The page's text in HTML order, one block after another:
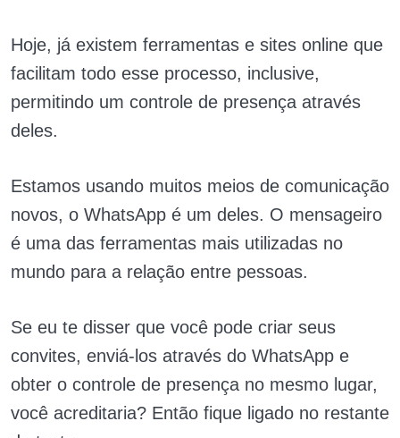
Hoje, já existem ferramentas e sites online que
facilitam todo esse processo, inclusive,
permitindo um controle de presença através
deles.
Estamos usando muitos meios de comunicação
novos, o WhatsApp é um deles. O mensageiro
é uma das ferramentas mais utilizadas no
mundo para a relação entre pessoas.
Se eu te disser que você pode criar seus
convites, enviá-los através do WhatsApp e
obter o controle de presença no mesmo lugar,
você acreditaria? Então fique ligado no restante